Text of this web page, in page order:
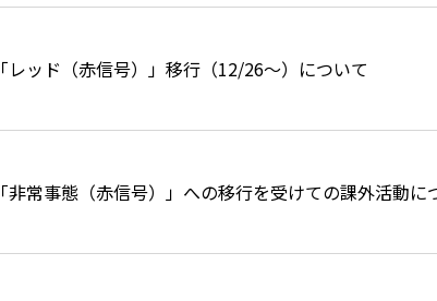
レッド（赤信号）」移行（12/26～）について
非常事態（赤信号）」への移行を受けての課外活動に